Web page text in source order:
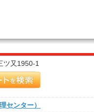
ツ又1950-1
センター）